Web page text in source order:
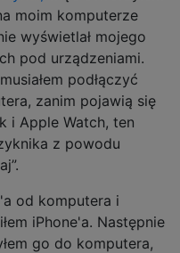
moim komputerze
wyświetlał mojego
pod urządzeniami.
podłączyć
zanim pojawią się
i Apple Watch, ten
z powodu
od komputera i
iPhone'a. Następnie
go do komputera,